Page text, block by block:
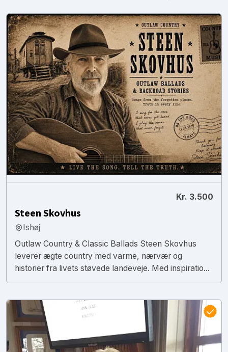
Kr. 3.500
Steen Skovhus
Ishøj
Outlaw Country & Classic Ballads Steen Skovhus
leverer ægte country med varme, nærvær og
historier fra livets støvede landeveje. Med inspiratio...